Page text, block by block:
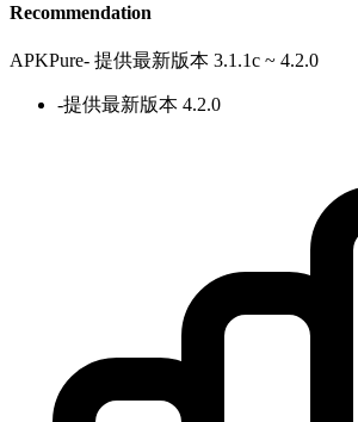
Recommendation
APKPure- 提供最新版本 3.1.1c ~ 4.2.0
-提供最新版本 4.2.0